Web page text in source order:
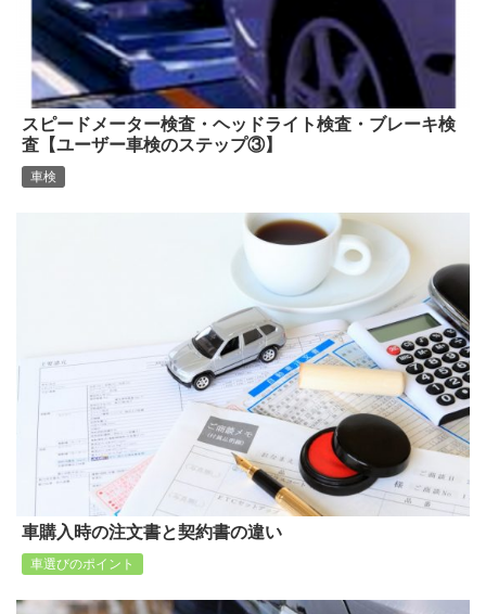
スピードメーター検査・ヘッドライト検査・ブレーキ検
査【ユーザー車検のステップ③】
車検
車購入時の注文書と契約書の違い
車選びのポイント